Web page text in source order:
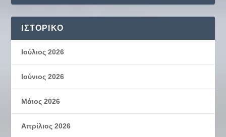
ΙΣΤΟΡΙΚΌ
Ιούλιος 2026
Ιούνιος 2026
Μάιος 2026
Απρίλιος 2026